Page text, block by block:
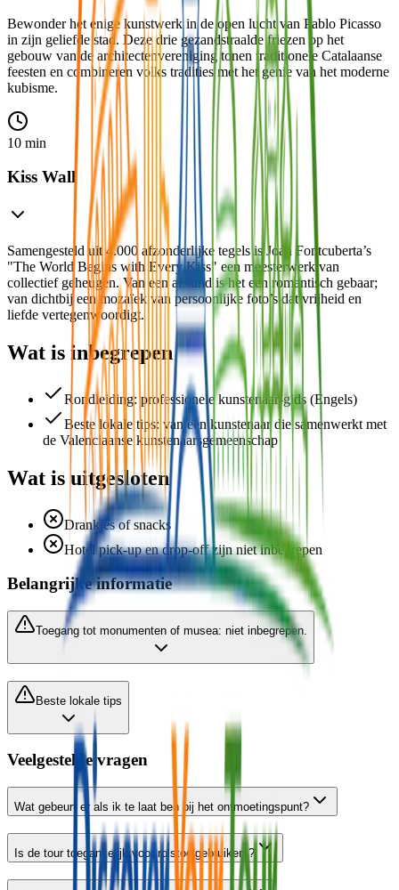
Bewonder het enige kunstwerk in de open lucht van Pablo Picasso
in zijn geliefde stad. Deze drie gezandstraalde friezen op het
gebouw van de architectenvereniging tonen traditionele Catalaanse
feesten en combineren volks tradities met het genie van het moderne
kubisme.
10 min
⁠Kiss Wall
Samengesteld uit 4.000 afzonderlijke tegels is Joan Fontcuberta’s
"The World Begins with Every Kiss" een meesterwerk van
collectief geheugen. Van een afstand is het een romantisch gebaar;
van dichtbij een mozaïek van persoonlijke foto’s dat vrijheid en
liefde vertegenwoordigt.
Wat is inbegrepen
Rondleiding: professionele kunstenaar-gids (Engels)
Beste lokale tips: van een kunstenaar die samenwerkt met
de Valenciaanse kunstenaarsgemeenschap
Wat is uitgesloten
Drankjes of snacks
Hotel pick-up en drop-off zijn niet inbegrepen
Belangrijke informatie
Toegang tot monumenten of musea: niet inbegrepen.
Beste lokale tips
Veelgestelde vragen
Wat gebeurt er als ik te laat ben bij het ontmoetingspunt?
Is de tour toegankelijk voor rolstoelgebruikers?